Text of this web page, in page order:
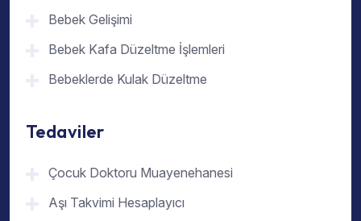
Bebek Gelişimi
Bebek Kafa Düzeltme İşlemleri
Bebeklerde Kulak Düzeltme
Tedaviler
Çocuk Doktoru Muayenehanesi
Aşı Takvimi Hesaplayıcı